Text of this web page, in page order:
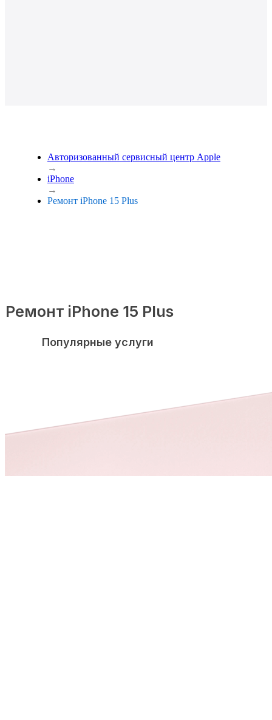
Авторизованный сервисный центр Apple
→
iPhone
→
Ремонт iPhone 15 Plus
Ремонт iPhone 15 Plus
Популярные услуги